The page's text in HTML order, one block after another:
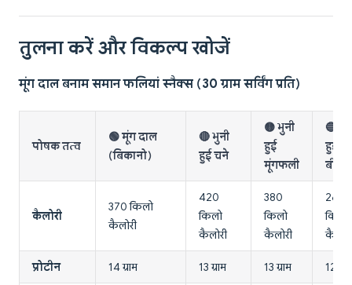
तुलना करें और विकल्प खोजें
मूंग दाल बनाम समान फलियां स्नैक्स (30 ग्राम सर्विंग प्रति)
पोषक तत्व
🟢 मूंग दाल
(बिकानो)
🔴 भुनी
हुई चने
🟡 भुनी
हुई
मूंगफली
🔵
हुई
बीन्स
कैलोरी
370 किलो
कैलोरी
420
किलो
कैलोरी
380
किलो
कैलोरी
260
किलो
प्रोटीन 14 ग्राम 13 ग्राम 13 ग्राम 12